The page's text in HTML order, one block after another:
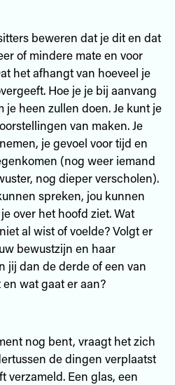
beweren dat je dit en dat
of mindere mate en voor
het afhangt van hoeveel je
Hoe je je bij aanvang
heen zullen doen. Je kunt je
van maken. Je
je gevoel voor tijd en
(nog weer iemand
nog dieper verscholen).
spreken, jou kunnen
over het hoofd ziet. Wat
al wist of voelde? Volgt er
bewustzijn en haar
jij dan de derde of een van
wat gaat er aan?
nog bent, vraagt het zich
de dingen verplaatst
verzameld. Een glas, een